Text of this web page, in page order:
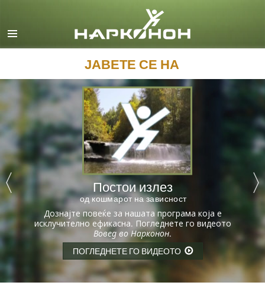
Dansk
Deutsch
Ελληνικά (Greek)
Español
Français
Hebrew
Magyar
Italiano
Macedonian
Nederlands
ЈАВЕТЕ СЕ НА
Постои излез
од кошмарот на зависност
Дознајте повеќе за нашата програма која е
исклучително ефикасна. Погледнете го видеото
Вовед во Нарконон.
ПОГЛЕДНЕТЕ ГО ВИДЕОТО